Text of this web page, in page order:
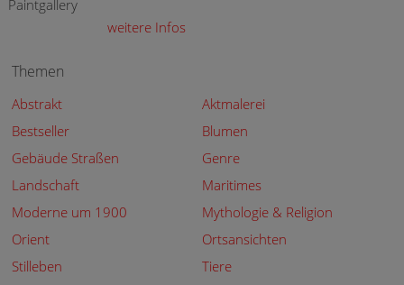
Paintgallery
weitere Infos
Themen
Abstrakt
Aktmalerei
Bestseller
Blumen
Gebäude Straßen
Genre
Landschaft
Maritimes
Moderne um 1900
Mythologie & Religion
Orient
Ortsansichten
Stilleben
Tiere